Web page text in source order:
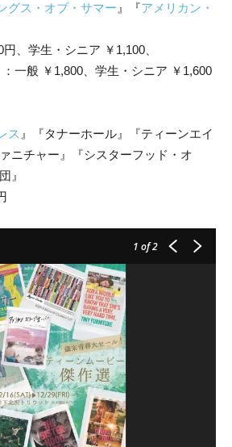
グス・オブ・サマー 』『アメリカン・
、学⽣・シニア ￥1,100、
⼀般 ￥1,800、学⽣・シニア ￥1,600
ス 』『タナーホール』『ティーンエイ
ニチャー』『シスターフッド・オ
』
1 of 2